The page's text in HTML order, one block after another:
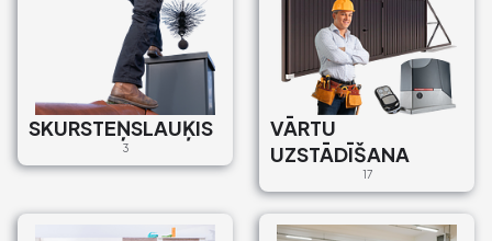
SKURSTEŅSLAUĶIS
3
VĀRTU
UZSTĀDĪŠANA
17